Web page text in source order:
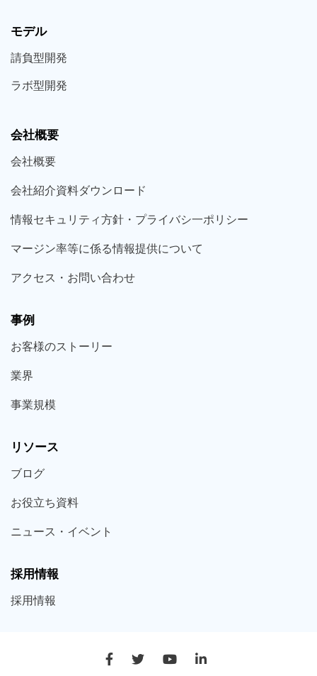
モデル
請負型開発
ラボ型開発
会社概要
会社概要
会社紹介資料ダウンロード
情報セキュリティ方針・プライバシ一ポリシー
マージン率等に係る情報提供について
アクセス・お問い合わせ
事例
お客様のストーリー
業界
事業規模
リソース
ブログ
お役立ち資料
ニュース・ イベント
採用情報
採用情報